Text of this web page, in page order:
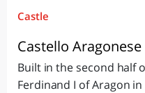
Castle
Castello Aragonese
Built in the second half
Ferdinand I of Aragon